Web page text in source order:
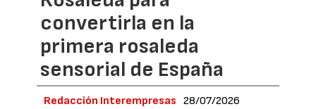
convertirla en la
primera rosaleda
sensorial de España
Redacción Interempresas 28/07/2026